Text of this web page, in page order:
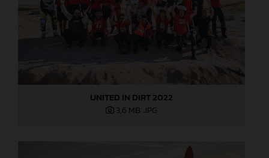
UNITED IN DIRT 2022
3,6 MB .JPG